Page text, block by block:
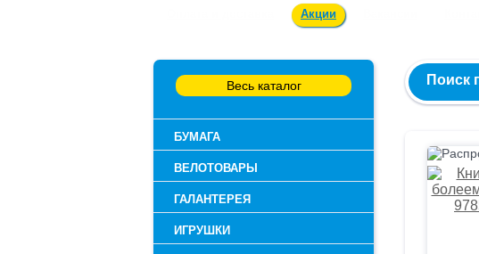
Акции
Весь каталог
БУМАГА
ВЕЛОТОВАРЫ
ГАЛАНТЕРЕЯ
ИГРУШКИ
Поиск